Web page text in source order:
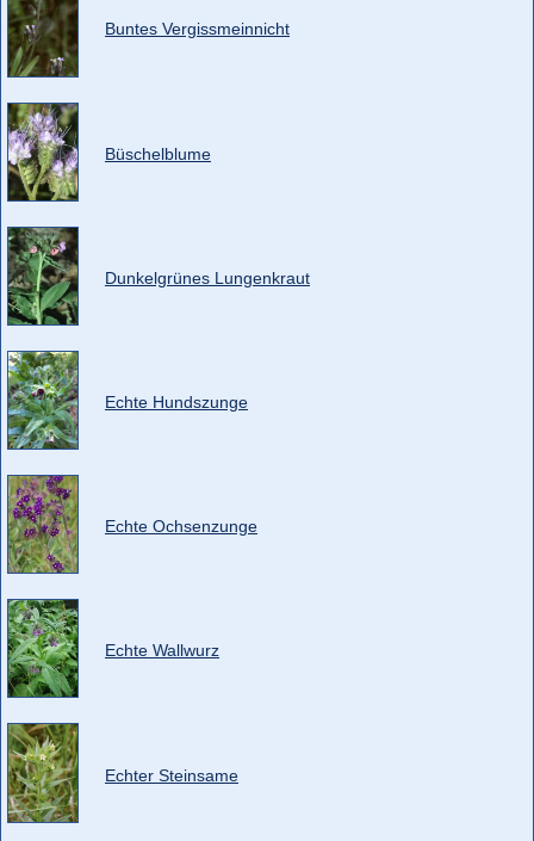
Buntes Vergissmeinnicht
Büschelblume
Dunkelgrünes Lungenkraut
Echte Hundszunge
Echte Ochsenzunge
Echte Wallwurz
Echter Steinsame